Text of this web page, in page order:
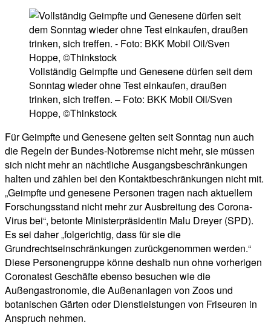
Vollständig Geimpfte und Genesene dürfen seit dem
Sonntag wieder ohne Test einkaufen, draußen
trinken, sich treffen. – Foto: BKK Mobil Oil/Sven
Hoppe, ©Thinkstock
Für Geimpfte und Genesene gelten seit Sonntag nun auch
die Regeln der Bundes-Notbremse nicht mehr, sie müssen
sich nicht mehr an nächtliche Ausgangsbeschränkungen
halten und zählen bei den Kontaktbeschränkungen nicht mit.
„Geimpfte und genesene Personen tragen nach aktuellem
Forschungsstand nicht mehr zur Ausbreitung des Corona-
Virus bei“, betonte Ministerpräsidentin Malu Dreyer (SPD).
Es sei daher „folgerichtig, dass für sie die
Grundrechtseinschränkungen zurückgenommen werden.“
Diese Personengruppe könne deshalb nun ohne vorherigen
Coronatest Geschäfte ebenso besuchen wie die
Außengastronomie, die Außenanlagen von Zoos und
botanischen Gärten oder Dienstleistungen von Friseuren in
Anspruch nehmen.